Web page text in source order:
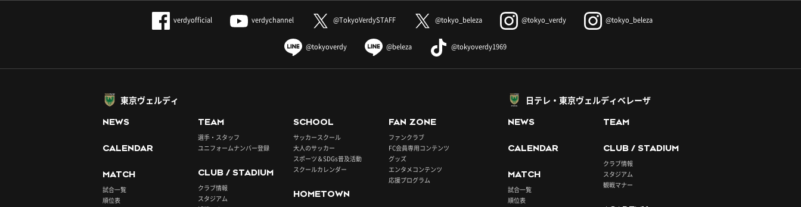
verdyofficial verdychannel @TokyoVerdySTAFF @tokyo_beleza @tokyo_verdy @tokyo_beleza
@tokyoverdy @beleza @tokyoverdy1969
東京ヴェルディ
NEWS
CALENDAR
MATCH
試合一覧
順位表
TEAM
選手・スタッフ
ユニフォームナンバー登録
CLUB / STADIUM
クラブ情報
スタジアム
SCHOOL
サッカースクール
大人のサッカー
スポーツ＆SDGs普及活動
スクールカレンダー
HOMETOWN
FAN ZONE
ファンクラブ
FC会員専用コンテンツ
グッズ
エンタメコンテンツ
応援プログラム
日テレ・東京ヴェルディベレーザ
NEWS
CALENDAR
MATCH
試合一覧
順位表
TEAM
CLUB / STADIUM
クラブ情報
スタジアム
観戦マナー